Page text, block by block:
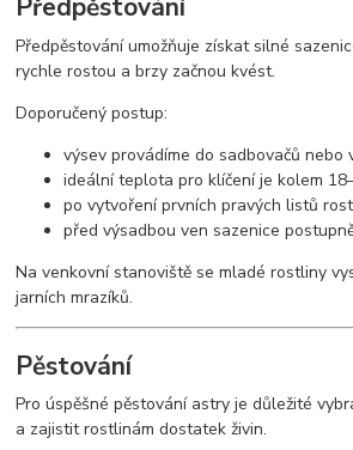
Předpěstování
Předpěstování umožňuje získat silné
rychle rostou a brzy začnou kvést.
Doporučený postup:
výsev provádíme do sadbovačů nebo
ideální teplota pro klíčení je kolem
po vytvoření prvních pravých listů
před výsadbou ven sazenice
Na venkovní stanoviště se mladé rostliny
jarních mrazíků.
Pěstování
Pro úspěšné pěstování astry je důležité
a zajistit rostlinám dostatek živin.